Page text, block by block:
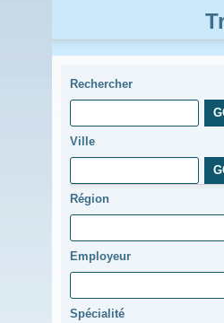
Rechercher
Ville
Région
Employeur
Spécialité